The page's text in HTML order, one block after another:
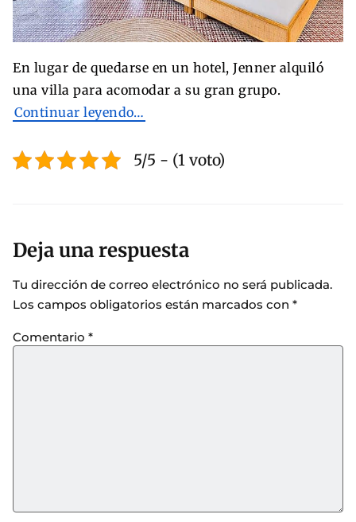
En lugar de quedarse en un hotel, Jenner alquiló
una villa para acomodar a su gran grupo.
Continuar leyendo…
5/5 - (1 voto)
Deja una respuesta
Tu dirección de correo electrónico no será publicada.
Los campos obligatorios están marcados con *
Comentario *